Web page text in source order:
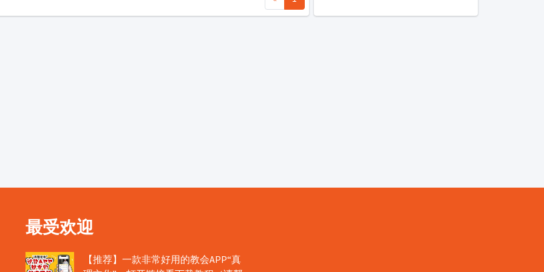
最受欢迎
【推荐】一款非常好用的教会APP“真